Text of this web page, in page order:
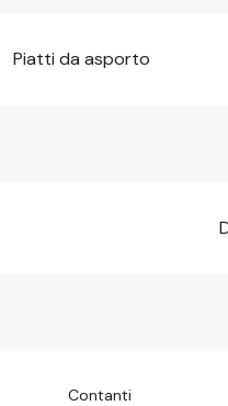
Piatti da asporto
Contanti